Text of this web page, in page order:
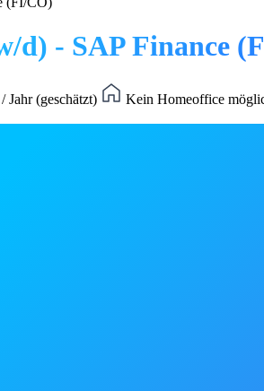
d) - SAP Finance
Jahr (geschätzt)
Kein Homeoffice